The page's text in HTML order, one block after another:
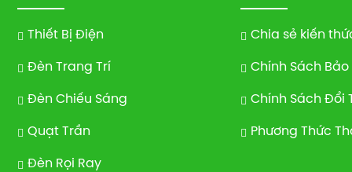
Thiết Bị Điện
Đèn Trang Trí
Đèn Chiếu Sáng
Quạt Trần
Đèn Rọi Ray
Chia sẻ kiến
Chính Sách Bảo
Chính Sách Đổi
Phương Thức